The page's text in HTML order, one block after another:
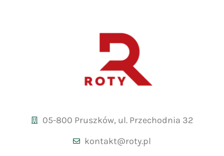
05-800 Pruszków, ul. Przechodnia 32
kontakt@roty.pl